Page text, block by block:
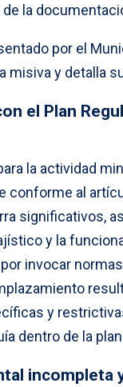
la
por el
misiva y detalla
el Plan
la actividad
conforme al
significativos,
y la
invocar
y
dentro de la